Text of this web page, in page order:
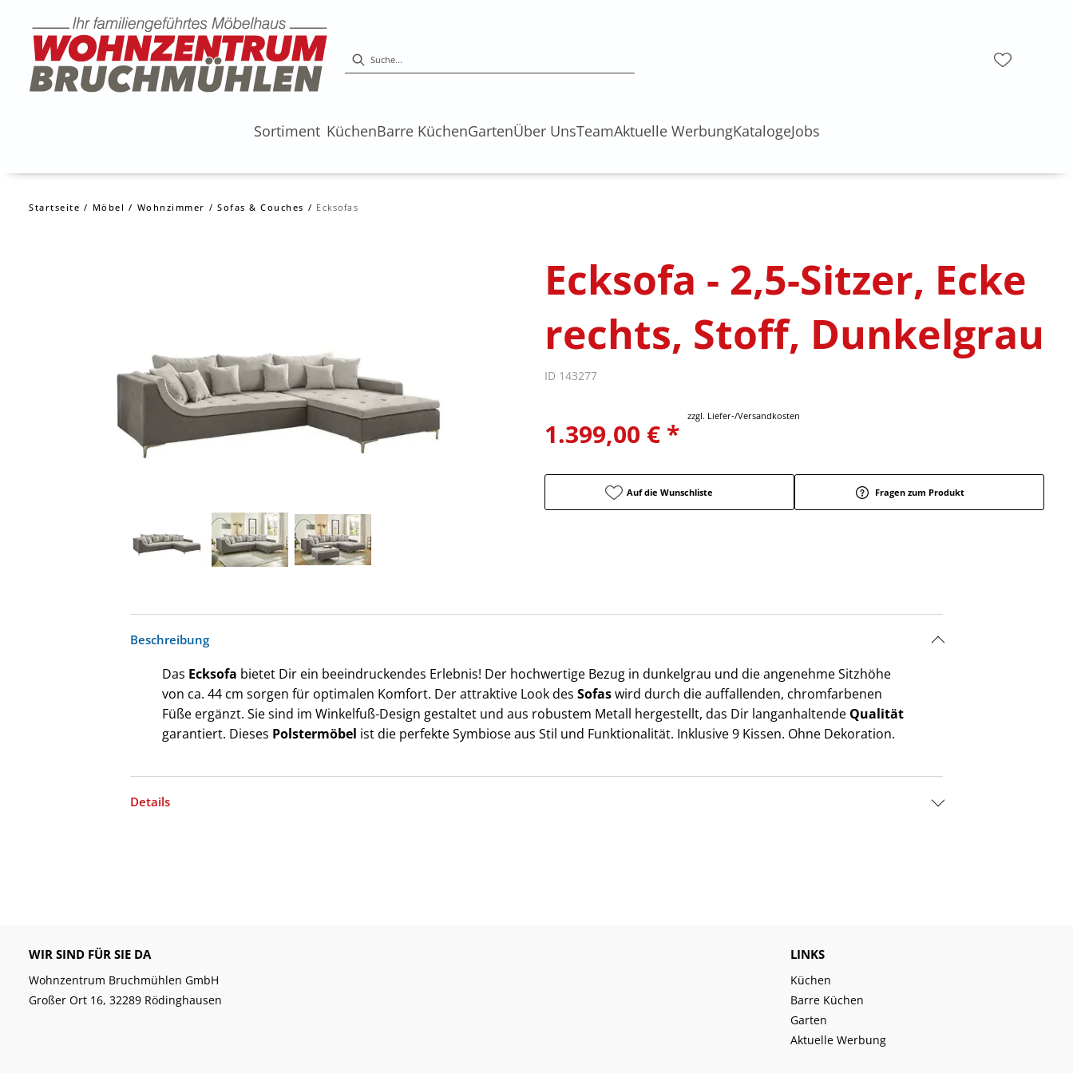
Sortiment KüchenBarre KüchenGartenÜber UnsTeamAktuelle WerbungKatalogeJobs
Startseite Möbel Wohnzimmer Sofas & Couches Ecksofas
Ecksofa - 2,5-Sitzer, Ecke
rechts, Stoff, Dunkelgrau
ID 143277
1.399,00 € *
zzgl. Liefer-/Versandkosten
Auf die Wunschliste Fragen zum Produkt
Beschreibung
Das Ecksofa bietet Dir ein beeindruckendes Erlebnis! Der hochwertige Bezug in dunkelgrau und die angenehme Sitzhöhe
von ca. 44 cm sorgen für optimalen Komfort. Der attraktive Look desSofaswird durch die auffallenden, chromfarbenen
Füße ergänzt. Sie sind im Winkelfuß-Design gestaltet und aus robustem Metall hergestellt, das Dir langanhaltende Qualität
garantiert. Dieses Polstermöbel ist die perfekte Symbiose aus Stil und Funktionalität. Inklusive 9 Kissen. Ohne Dekoration.
Details
WIR SIND FÜR SIE DA
Wohnzentrum Bruchmühlen GmbH
Großer Ort 16, 32289 Rödinghausen
LINKS
Küchen
Barre Küchen
Garten
Aktuelle Werbung